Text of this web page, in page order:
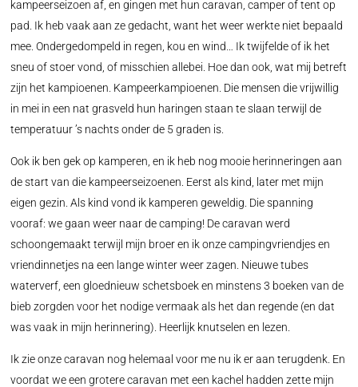
kampeerseizoen af, en gingen met hun caravan, camper of tent op
pad. Ik heb vaak aan ze gedacht, want het weer werkte niet bepaald
mee. Ondergedompeld in regen, kou en wind… Ik twijfelde of ik het
sneu of stoer vond, of misschien allebei. Hoe dan ook, wat mij betreft
zijn het kampioenen. Kampeerkampioenen. Die mensen die vrijwillig
in mei in een nat grasveld hun haringen staan te slaan terwijl de
temperatuur ’s nachts onder de 5 graden is.
Ook ik ben gek op kamperen, en ik heb nog mooie herinneringen aan
de start van die kampeerseizoenen. Eerst als kind, later met mijn
eigen gezin. Als kind vond ik kamperen geweldig. Die spanning
vooraf: we gaan weer naar de camping! De caravan werd
schoongemaakt terwijl mijn broer en ik onze campingvriendjes en
vriendinnetjes na een lange winter weer zagen. Nieuwe tubes
waterverf, een gloednieuw schetsboek en minstens 3 boeken van de
bieb zorgden voor het nodige vermaak als het dan regende (en dat
was vaak in mijn herinnering). Heerlijk knutselen en lezen.
Ik zie onze caravan nog helemaal voor me nu ik er aan terugdenk. En
voordat we een grotere caravan met een kachel hadden zette mijn